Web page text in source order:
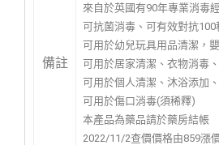
備註
來自於英國有90年專業消毒
可抗菌消毒、可有效對抗100
可用於幼兒玩具用品清潔，
可用於居家清潔、衣物消毒
可用於個人清潔、沐浴添加
可用於傷口消毒(須稀釋)
本產品為藥品請於藥房結帳
2022/11/2查價價格由859漲